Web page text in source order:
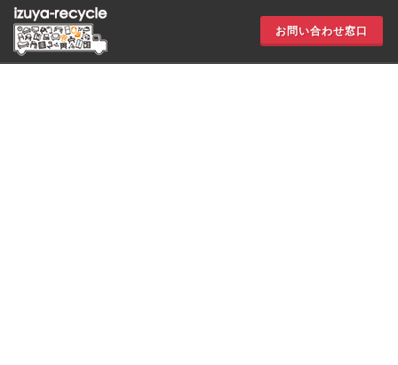
お問い合わせ窓口